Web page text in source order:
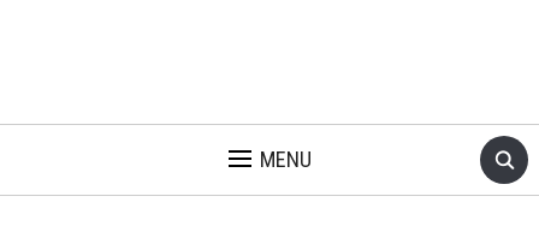
MENU